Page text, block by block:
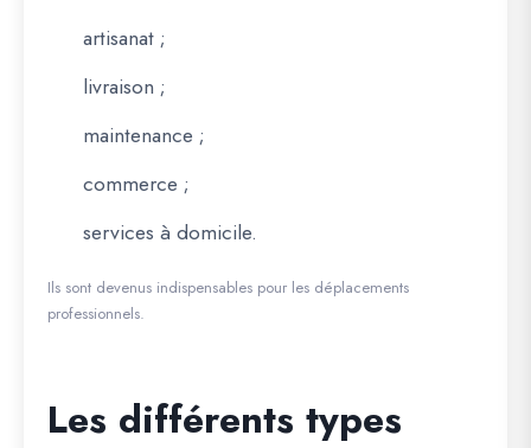
artisanat ;
livraison ;
maintenance ;
commerce ;
services à domicile.
Ils sont devenus indispensables pour les déplacements
professionnels.
Les différents types